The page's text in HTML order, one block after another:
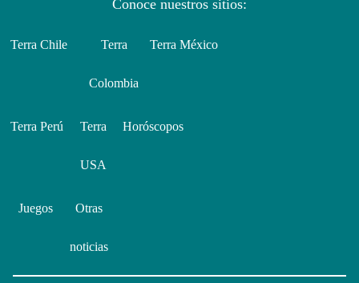
Conoce nuestros sitios:
Terra Chile Terra
Colombia
Terra México
Terra Perú Terra
USA
Horóscopos
Juegos Otras
noticias